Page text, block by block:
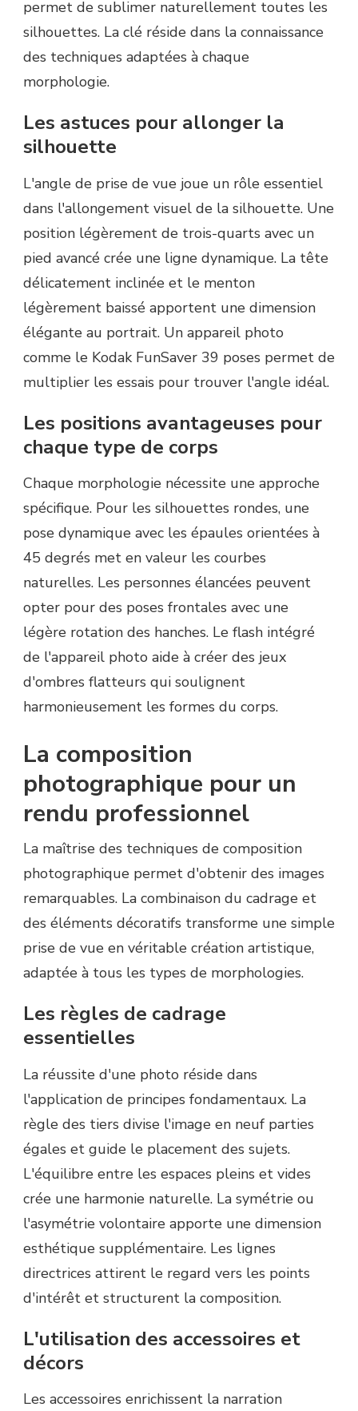
permet de sublimer naturellement toutes les
silhouettes. La clé réside dans la connaissance
des techniques adaptées à chaque
morphologie.
Les astuces pour allonger la
silhouette
L'angle de prise de vue joue un rôle essentiel
dans l'allongement visuel de la silhouette. Une
position légèrement de trois-quarts avec un
pied avancé crée une ligne dynamique. La tête
délicatement inclinée et le menton
légèrement baissé apportent une dimension
élégante au portrait. Un appareil photo
comme le Kodak FunSaver 39 poses permet de
multiplier les essais pour trouver l'angle idéal.
Les positions avantageuses pour
chaque type de corps
Chaque morphologie nécessite une approche
spécifique. Pour les silhouettes rondes, une
pose dynamique avec les épaules orientées à
45 degrés met en valeur les courbes
naturelles. Les personnes élancées peuvent
opter pour des poses frontales avec une
légère rotation des hanches. Le flash intégré
de l'appareil photo aide à créer des jeux
d'ombres flatteurs qui soulignent
harmonieusement les formes du corps.
La composition
photographique pour un
rendu professionnel
La maîtrise des techniques de composition
photographique permet d'obtenir des images
remarquables. La combinaison du cadrage et
des éléments décoratifs transforme une simple
prise de vue en véritable création artistique,
adaptée à tous les types de morphologies.
Les règles de cadrage
essentielles
La réussite d'une photo réside dans
l'application de principes fondamentaux. La
règle des tiers divise l'image en neuf parties
égales et guide le placement des sujets.
L'équilibre entre les espaces pleins et vides
crée une harmonie naturelle. La symétrie ou
l'asymétrie volontaire apporte une dimension
esthétique supplémentaire. Les lignes
directrices attirent le regard vers les points
d'intérêt et structurent la composition.
L'utilisation des accessoires et
décors
Les accessoires enrichissent la narration